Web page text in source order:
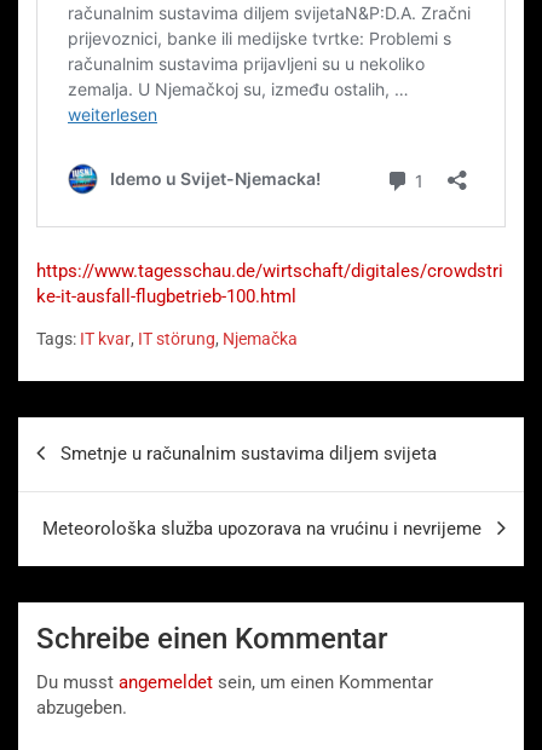
https://www.tagesschau.de/wirtschaft/digitales/crowdstri
ke-it-ausfall-flugbetrieb-100.html
Tags: IT kvar, IT störung, Njemačka
Smetnje u računalnim sustavima diljem svijeta
Meteorološka služba upozorava na vrućinu i nevrijeme
Schreibe einen Kommentar
Du musst angemeldet sein, um einen Kommentar
abzugeben.